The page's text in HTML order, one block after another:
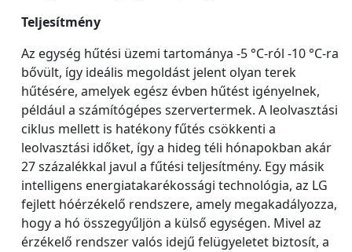
Teljesítmény
Az egység hűtési üzemi tartománya -5 °C-ról -10 °C-ra
bővült, így ideális megoldást jelent olyan terek
hűtésére, amelyek egész évben hűtést igényelnek,
például a számítógépes szervertermek. A leolvasztási
ciklus mellett is hatékony fűtés csökkenti a
leolvasztási időket, így a hideg téli hónapokban akár
27 százalékkal javul a fűtési teljesítmény. Egy másik
intelligens energiatakarékossági technológia, az LG
fejlett hóérzékelő rendszere, amely megakadályozza,
hogy a hó összegyűljön a külső egységen. Mivel az
érzékelő rendszer valós idejű felügyeletet biztosít, a